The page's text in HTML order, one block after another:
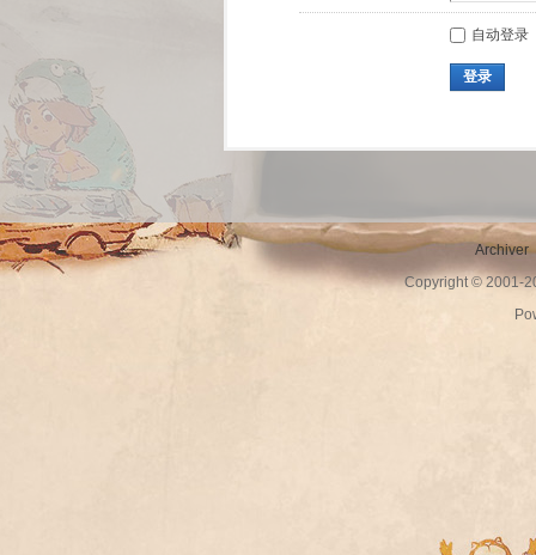
自动登录
登录
Archiver
Copyright © 2001-